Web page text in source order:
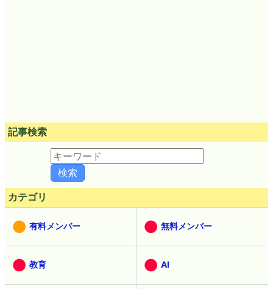
記事検索
カテゴリ
有料メンバー 無料メンバー
教育 AI